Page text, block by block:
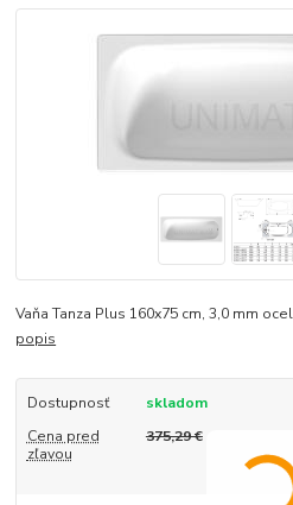
Vaňa Tanza Plus 160x75 cm, 3,0 mm
popis
Dostupnosť
skladom
Cena pred
zľavou
375,29 €